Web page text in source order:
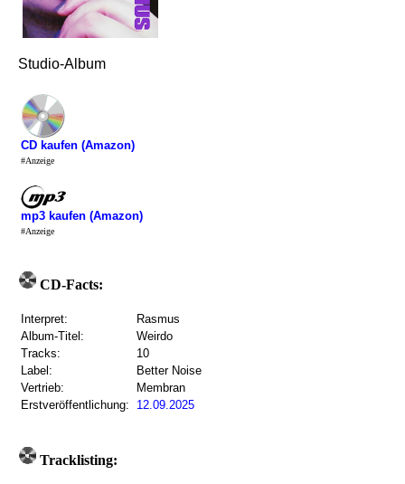
Studio-Album
CD kaufen (Amazon)
#Anzeige
mp3 kaufen (Amazon)
#Anzeige
CD-Facts:
Interpret:
Rasmus
Album-Titel:
Weirdo
Tracks:
10
Label:
Better Noise
Vertrieb:
Membran
Erstveröffentlichung:
12.09.2025
Tracklisting: